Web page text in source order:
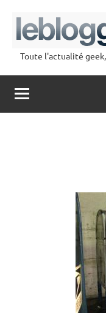
contenu
Toute l'actualité